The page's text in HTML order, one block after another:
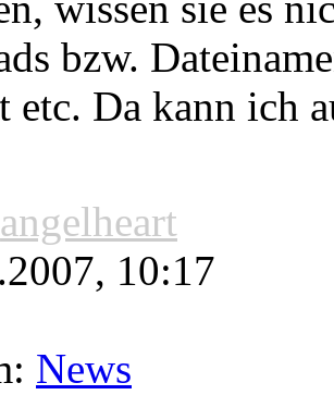
bzw.
etc. Da kann ich
angelheart
10:17
News